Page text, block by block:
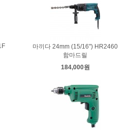
마끼다 24mm (15/16") HR2460
함마드릴
184,000원